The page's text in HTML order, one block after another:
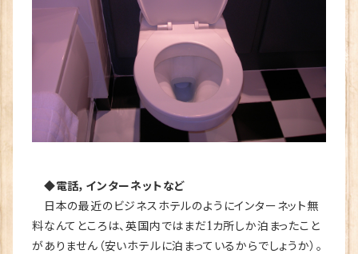
◆電話，インターネットなど
日本の最近のビジネスホテルのようにインターネット無
料なんてところは、英国内ではまだ1カ所しか泊まったこと
がありません（安いホテルに泊まっているからでしょうか）。